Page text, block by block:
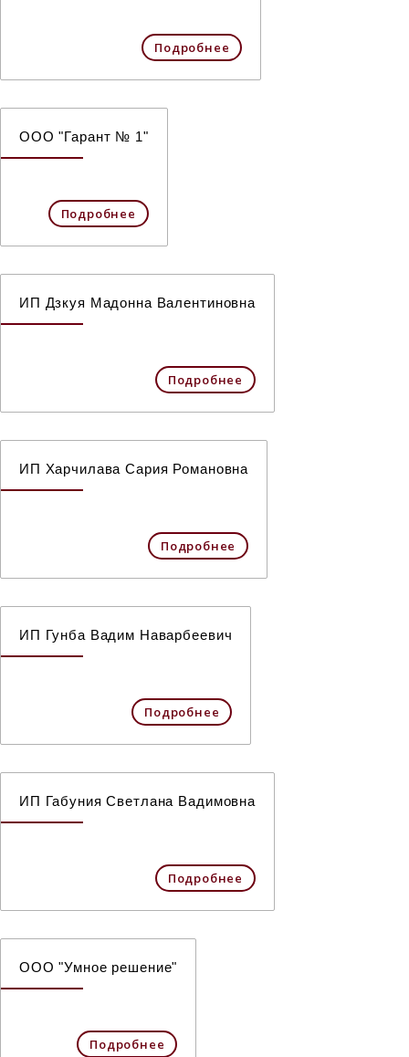
Подробнее
ООО "Гарант № 1"
Подробнее
ИП Дзкуя Мадонна Валентиновна
Подробнее
ИП Харчилава Сария Романовна
Подробнее
ИП Гунба Вадим Наварбеевич
Подробнее
ИП Габуния Светлана Вадимовна
Подробнее
ООО "Умное решение"
Подробнее